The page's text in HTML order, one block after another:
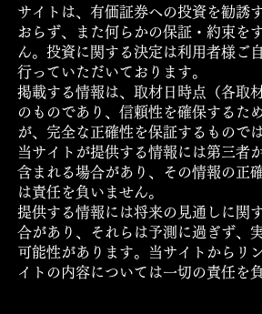
サイトは、有価証券への投資を勧誘
おらず、また何らかの保証・約束を
ん。投資に関する決定は利用者様ご
行っていただいております。
掲載する情報は、取材日時点（各取
のものであり、信頼性を確保するた
が、完全な正確性を保証するもので
当サイトが提供する情報には第三者
含まれる場合があり、その情報の正
は責任を負いません。
提供する情報には将来の見通しに関
合があり、それらは予測に過ぎず、
可能性があります。当サイトからリ
イトの内容については一切の責任を